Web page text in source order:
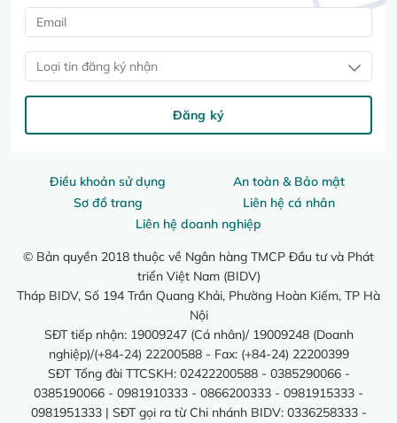
Điều khoản sử dụng
An toàn & Bảo mật
Sơ đồ trang
Liên hệ cá nhân
Liên hệ doanh nghiệp
© Bản quyền 2018 thuộc về Ngân hàng TMCP Đầu tư và Phát
triển Việt Nam (BIDV)
Tháp BIDV, Số 194 Trần Quang Khải, Phường Hoàn Kiếm, TP Hà
Nội
SĐT tiếp nhận: 19009247 (Cá nhân)/ 19009248 (Doanh
nghiệp)/(+84-24) 22200588 - Fax: (+84-24) 22200399
SĐT Tổng đài TTCSKH: 02422200588 - 0385290066 -
0385190066 - 0981910333 - 0866200333 - 0981915333 -
0981951333 | SĐT gọi ra từ Chi nhánh BIDV: 0336258333 -
Loại tin đăng ký nhận
Đăng ký